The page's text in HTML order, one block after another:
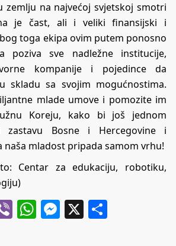
zemlju na najvećoj svjetskoj smotri
je čast, ali i veliki finansijski i
toga ekipa ovim putem ponosno
poziva sve nadležne institucije,
kompanije i pojedince da
skladu sa svojim mogućnostima.
mlade umove i pomozite im
Koreju, kako bi još jednom
zastavu Bosne i Hercegovine i
naša mladost pripada samom vrhu!
Centar za edukaciju, robotiku,
ViberWhatsApp
Messenger
X